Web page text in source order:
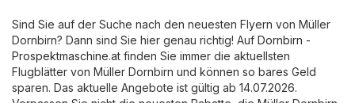
Sind Sie auf der Suche nach den neuesten Flyern von Müller
Dornbirn? Dann sind Sie hier genau richtig! Auf Dornbirn -
Prospektmaschine.at finden Sie immer die aktuellsten
Flugblätter von Müller Dornbirn und können so bares Geld
sparen. Das aktuelle Angebote ist gültig ab 14.07.2026.